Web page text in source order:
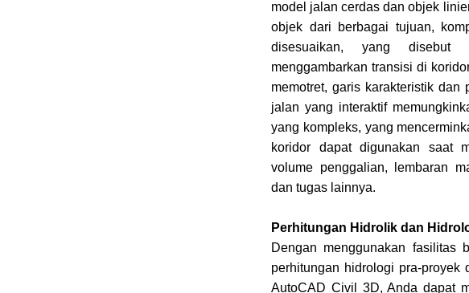
model jalan cerdas dan objek
objek dari berbagai tujuan,
disesuaikan, yang disebut
menggambarkan transisi di
memotret, garis karakteristik
jalan yang interaktif
yang kompleks, yang
koridor dapat digunakan saat
volume penggalian, lembaran
dan tugas lainnya.
Perhitungan Hidrolik dan
Dengan menggunakan fasilitas
perhitungan hidrologi pra-
AutoCAD Civil 3D, Anda dapat